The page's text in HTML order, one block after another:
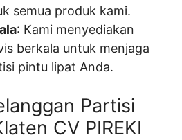
semua produk kami.
: Kami menyediakan
berkala untuk menjaga
pintu lipat Anda.
Partisi
CV PIREKI